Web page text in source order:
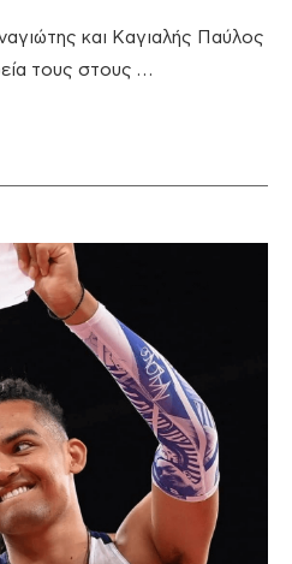
και Καγιαλής Παύλος
τους στους …